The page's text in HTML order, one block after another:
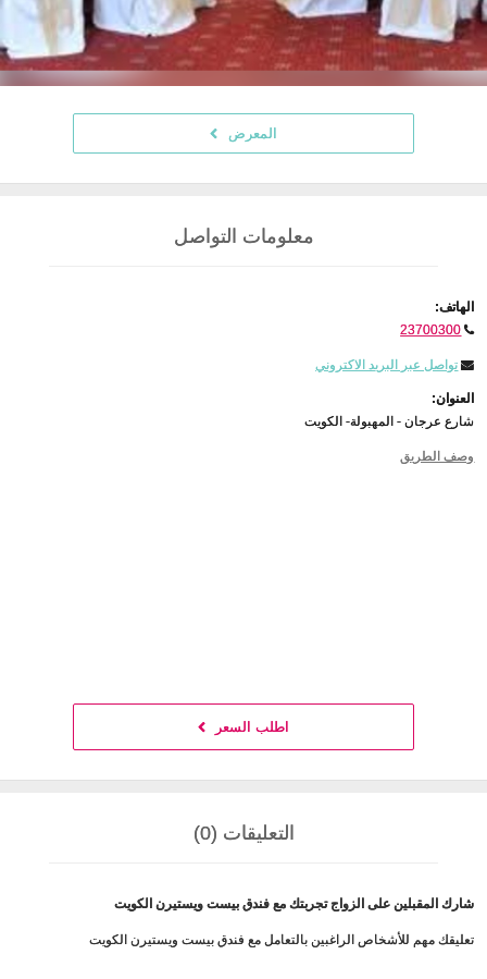
المعرض
معلومات التواصل
الهاتف:
23700300
تواصل عبر البريد الاكتروني
العنوان:
شارع عرجان - المهبولة- الكويت
وصف الطريق
اطلب السعر
التعليقات (0)
شارك المقبلين على الزواج تجربتك مع فندق بيست ويستيرن الكويت
تعليقك مهم للأشخاص الراغبين بالتعامل مع فندق بيست ويستيرن الكويت